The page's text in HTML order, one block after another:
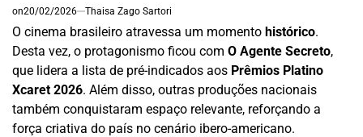
on20/02/2026 Thaisa Zago Sartori
O cinema brasileiro atravessa um momento histórico.
Desta vez, o protagonismo ficou com O Agente Secreto,
que lidera a lista de pré-indicados aos Prêmios Platino
Xcaret 2026. Além disso, outras produções nacionais
também conquistaram espaço relevante, reforçando a
força criativa do país no cenário ibero-americano.